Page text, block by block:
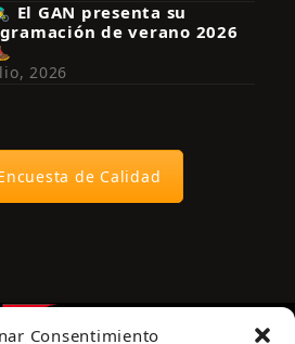
Consentimiento
El GAN presenta su
de verano 2026
2026
de Calidad